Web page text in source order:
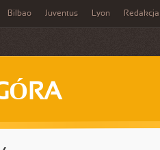
Bilbao Juventus Lyon Redakcja